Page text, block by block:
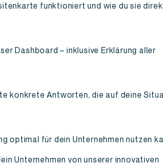
funktioniert und wie du sie
Dashboard – inklusive Erklärung aller
konkrete Antworten, die auf deine
optimal für dein Unternehmen nutzen
Unternehmen von unserer innovativen